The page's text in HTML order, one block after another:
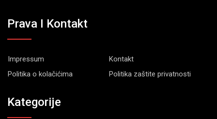
Prava I Kontakt
Impressum
Kontakt
Politika o kolačićima
Politika zaštite privatnosti
Kategorije